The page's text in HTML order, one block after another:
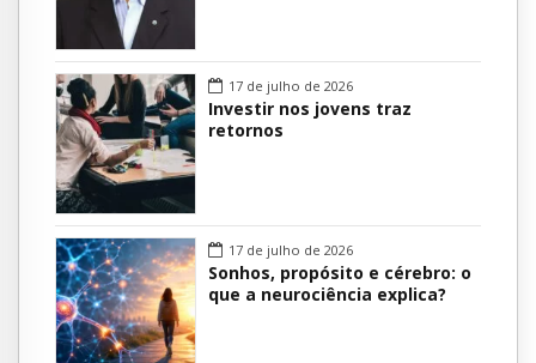
17 de julho de 2026
Investir nos jovens traz
retornos
17 de julho de 2026
Sonhos, propósito e cérebro: o
que a neurociência explica?